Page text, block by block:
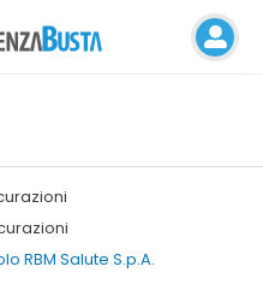
RBM Salute S.p.A.